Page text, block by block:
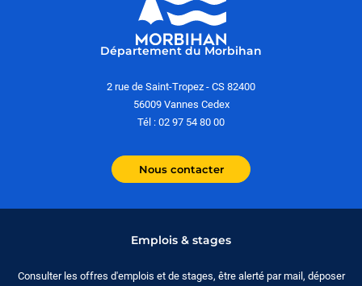
Département du Morbihan
2 rue de Saint-Tropez - CS 82400
56009 Vannes Cedex
Tél : 02 97 54 80 00
Nous contacter
Emplois & stages
Consulter les offres d'emplois et de stages, être alerté par mail, déposer